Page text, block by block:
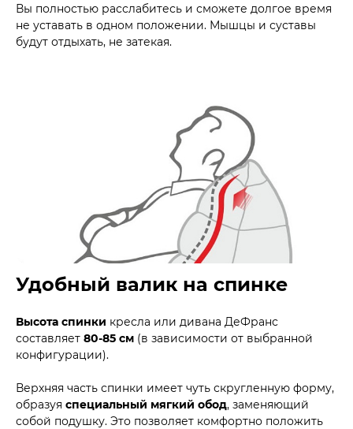
Вы полностью расслабитесь и сможете долгое время
не уставать в одном положении. Мышцы и суставы
будут отдыхать, не затекая.
Удобный валик на спинке
Высота спинки кресла или дивана ДеФранс
составляет 80-85 см (в зависимости от выбранной
конфигурации).
Верхняя часть спинки имеет чуть скругленную форму,
образуя специальный мягкий обод, заменяющий
собой подушку. Это позволяет комфортно положить